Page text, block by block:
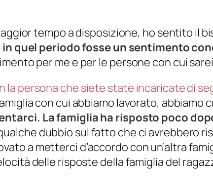
tempo a disposizione, ho sentito il
quel periodo fosse un sentimento
per me e per le persone con cui
la persona che siete state incaricate di
con cui abbiamo lavorato, abbiamo
La famiglia ha risposto poco
dubbio sul fatto che ci avrebbero
a metterci d’accordo con un’altra
delle risposte della famiglia del